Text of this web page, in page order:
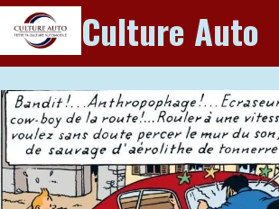
Aller
au
contenu
Culture Auto